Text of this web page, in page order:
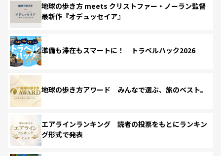
地球の歩き方 meets クリストファー・ノーラン監督
最新作『オデュッセイア』
準備も滞在もスマートに！ トラベルハック2026
地球の歩き方アワード みんなで選ぶ、旅のベスト。
エアラインランキング 読者の投票をもとにランキン
グ形式で発表